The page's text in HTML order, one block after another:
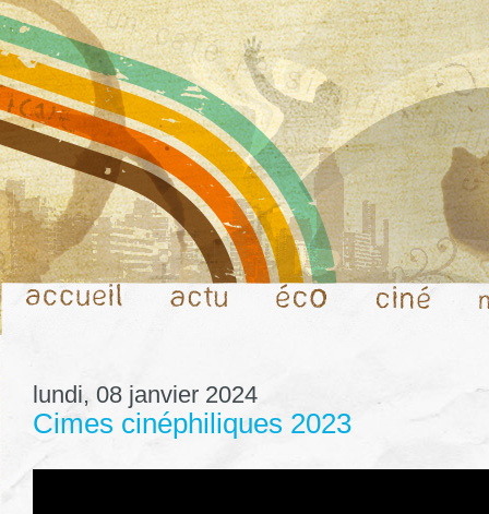
lundi, 08 janvier 2024
Cimes cinéphiliques 2023